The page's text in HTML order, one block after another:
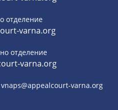
отделение
varna.org
отделение
varna.org
varna.org